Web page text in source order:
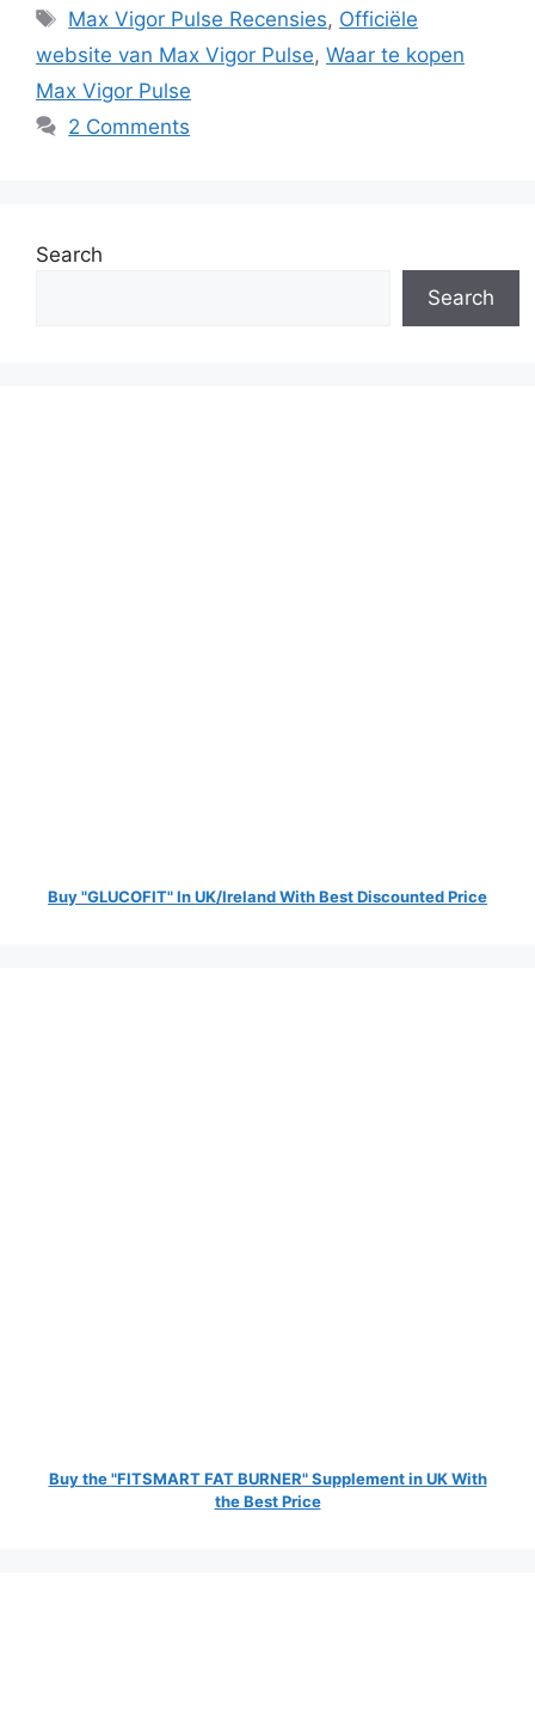
Tags
Max Vigor Pulse Recensies, Officiële
website van Max Vigor Pulse, Waar te kopen
Max Vigor Pulse
2 Comments
Search
Search
Buy "GLUCOFIT" In UK/Ireland With Best Discounted Price
Buy the "FITSMART FAT BURNER" Supplement in UK With
the Best Price